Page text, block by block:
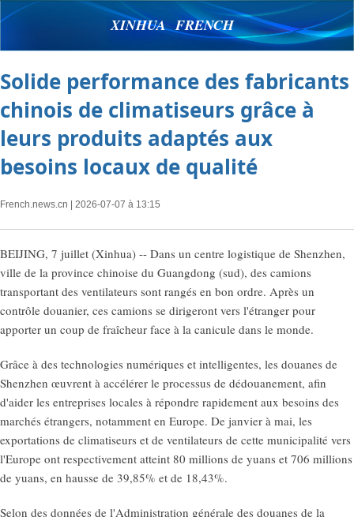
XINHUA FRENCH
Solide performance des fabricants
chinois de climatiseurs grâce à
leurs produits adaptés aux
besoins locaux de qualité
French.news.cn | 2026-07-07 à 13:15
BEIJING, 7 juillet (Xinhua) -- Dans un centre logistique de Shenzhen,
ville de la province chinoise du Guangdong (sud), des camions
transportant des ventilateurs sont rangés en bon ordre. Après un
contrôle douanier, ces camions se dirigeront vers l'étranger pour
apporter un coup de fraîcheur face à la canicule dans le monde.
Grâce à des technologies numériques et intelligentes, les douanes de
Shenzhen œuvrent à accélérer le processus de dédouanement, afin
d'aider les entreprises locales à répondre rapidement aux besoins des
marchés étrangers, notamment en Europe. De janvier à mai, les
exportations de climatiseurs et de ventilateurs de cette municipalité vers
l'Europe ont respectivement atteint 80 millions de yuans et 706 millions
de yuans, en hausse de 39,85% et de 18,43%.
Selon des données de l'Administration générale des douanes de la